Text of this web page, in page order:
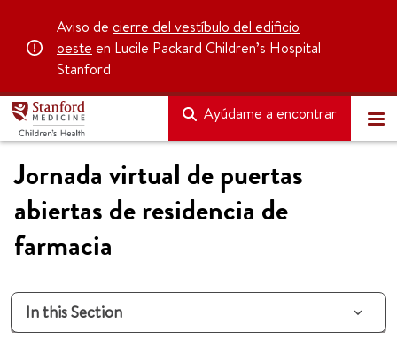
Aviso de cierre del vestíbulo del edificio
oeste en Lucile Packard Children’s Hospital
Stanford
Ayúdame a encontrar
Jornada virtual de puertas
abiertas de residencia de
farmacia
In this Section